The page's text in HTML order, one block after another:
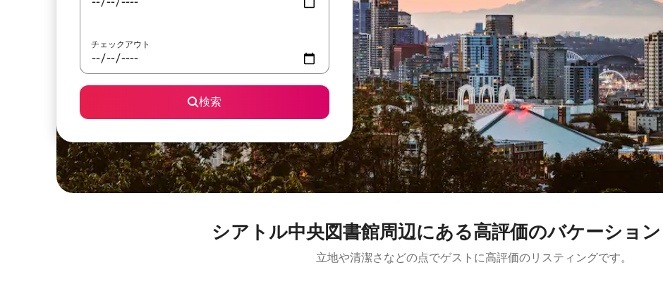
チェックアウト
検索
シアトル中央図書館⁠周⁠辺⁠に⁠あ⁠る高⁠評⁠価⁠のバ⁠ケ⁠ー⁠シ⁠ョ⁠
立地や清潔さなどの点でゲストに高評価のリスティングです。